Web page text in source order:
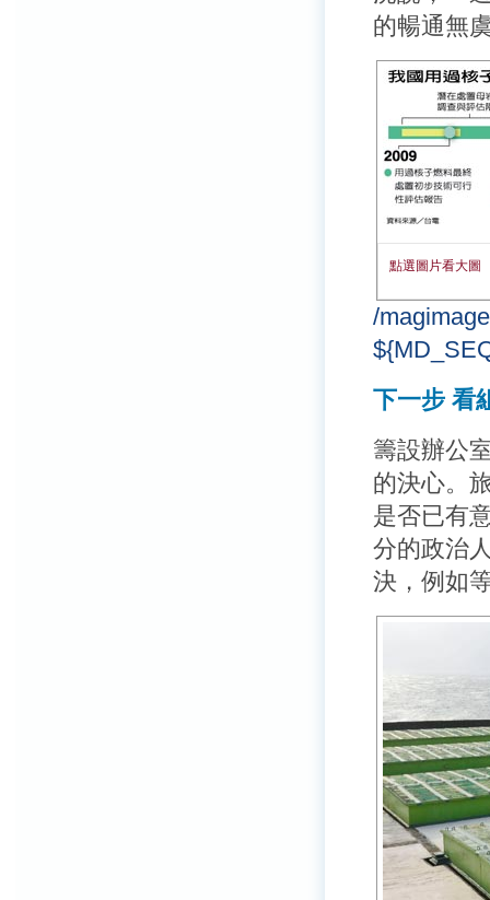
的暢通無
點選圖片看大圖
/
下一步 看
籌設辦公
的決心。
是否已有
分的政治
決，例如